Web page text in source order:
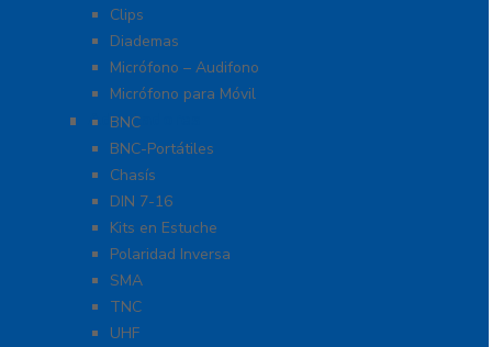
Clips
Diademas
Micrófono – Audifono
Micrófono para Móvil
Adaptadores
BNC
BNC-Portátiles
Chasís
DIN 7-16
Kits en Estuche
Polaridad Inversa
SMA
TNC
UHF